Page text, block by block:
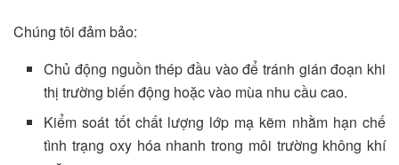
Chúng tôi đảm bảo:
Chủ động nguồn thép đầu vào để tránh gián đoạn khi
thị trường biến động hoặc vào mùa nhu cầu cao.
Kiểm soát tốt chất lượng lớp mạ kẽm nhằm hạn chế
tình trạng oxy hóa nhanh trong môi trường không khí